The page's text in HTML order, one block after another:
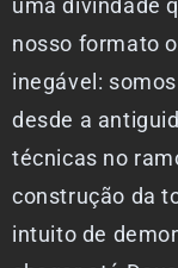
uma divindade
nosso formato
inegável:
desde a
técnicas no
construção da
intuito de